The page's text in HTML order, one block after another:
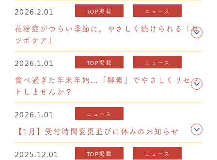
2026.2.01 TOP掲載 ニュース
花粉症がつらい季節に。やさしく続けられる「耳
ツボケア」
2026.1.01 TOP掲載 ニュース
食べ過ぎた年末年始…「酵素」でやさしくリセッ
トしませんか？
2026.1.01 ニュース
【1月】受付時間変更並びに休みのお知らせ
2025.12.01 TOP掲載 ニュース